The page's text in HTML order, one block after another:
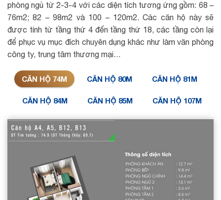
phòng ngủ từ 2-3-4 với các diện tích tương ứng gồm: 68 –
76m2; 82 – 98m2 và 100 – 120m2. Các căn hộ này sẽ
được tính từ tầng thứ 4 đến tầng thứ 18, các tầng còn lại
để phục vụ mục đích chuyên dụng khác như làm văn phòng
công ty, trung tâm thương mại…
CĂN HỘ 74M CĂN HỘ 80M CĂN HỘ 81M
CĂN HỘ 84M CĂN HỘ 85M CĂN HỘ 107M